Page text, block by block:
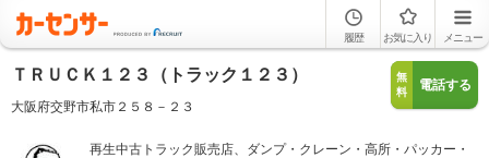
履歴 お気に入り メニュー
ＴＲＵＣＫ１２３（トラック１２３）
大阪府交野市私市２５８－２３
無
料
電話する
再生中古トラック販売店、ダンプ・クレーン・高所・パッカー・